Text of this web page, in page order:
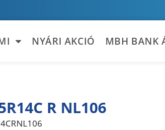
NYÁRI AKCIÓ MBH BANK
R NL106